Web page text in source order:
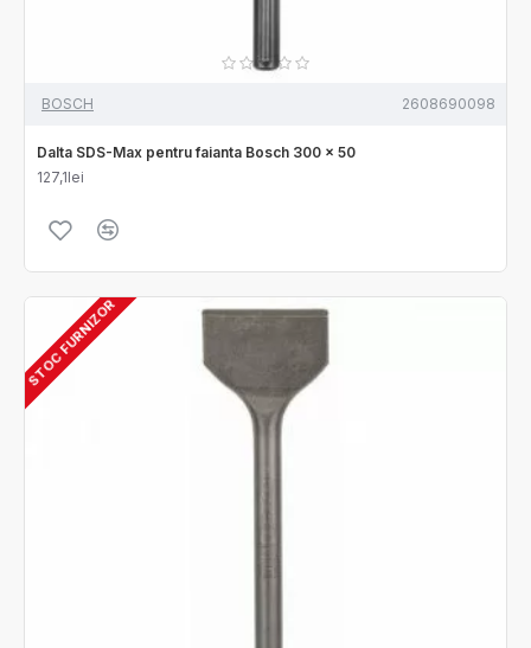
BOSCH 2608690098
Dalta SDS-Max pentru faianta Bosch 300 x 50
127,1lei
STOC FURNIZOR